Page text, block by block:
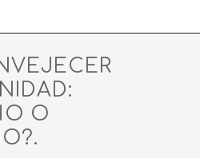
O